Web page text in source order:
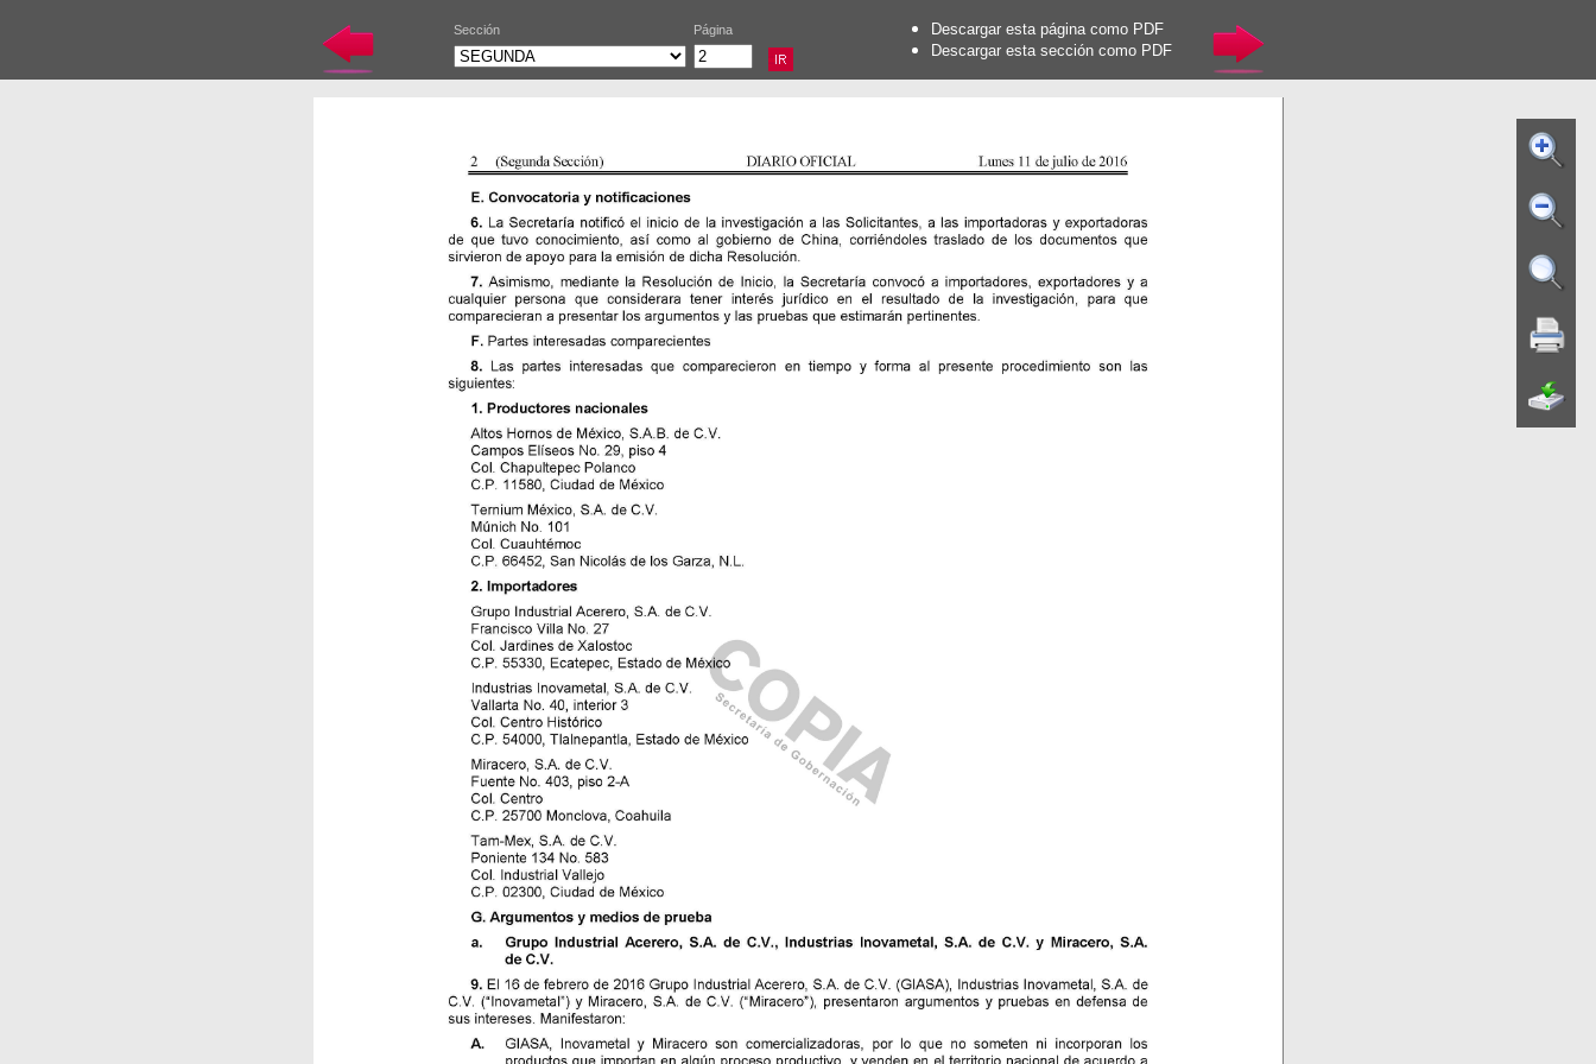
Sección Página
Descargar esta página como PDF
Descargar esta sección como PDF